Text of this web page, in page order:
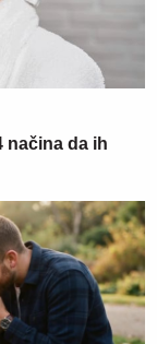
načina da ih